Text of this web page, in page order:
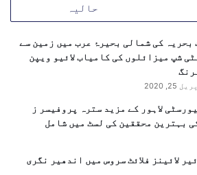
حالیہ
بحریہ کی شمالی بحیرۂ عرب میں زمین سے
شپ میزائلوں کی کامیاب لائیو ویپن
25, 2020
لاہور کے مزید سترہ پروفیسر ز
بہترین محققین کی لسٹ میں شامل
لائینز فلائٹ سروس میں اندھیر نگری